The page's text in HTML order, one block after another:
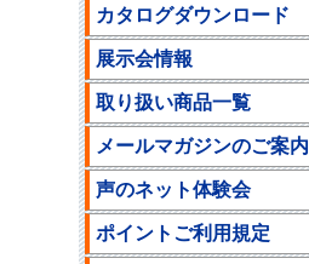
カタログダウンロード
展示会情報
取り扱い商品一覧
メールマガジンのご案内
声のネット体験会
ポイントご利用規定